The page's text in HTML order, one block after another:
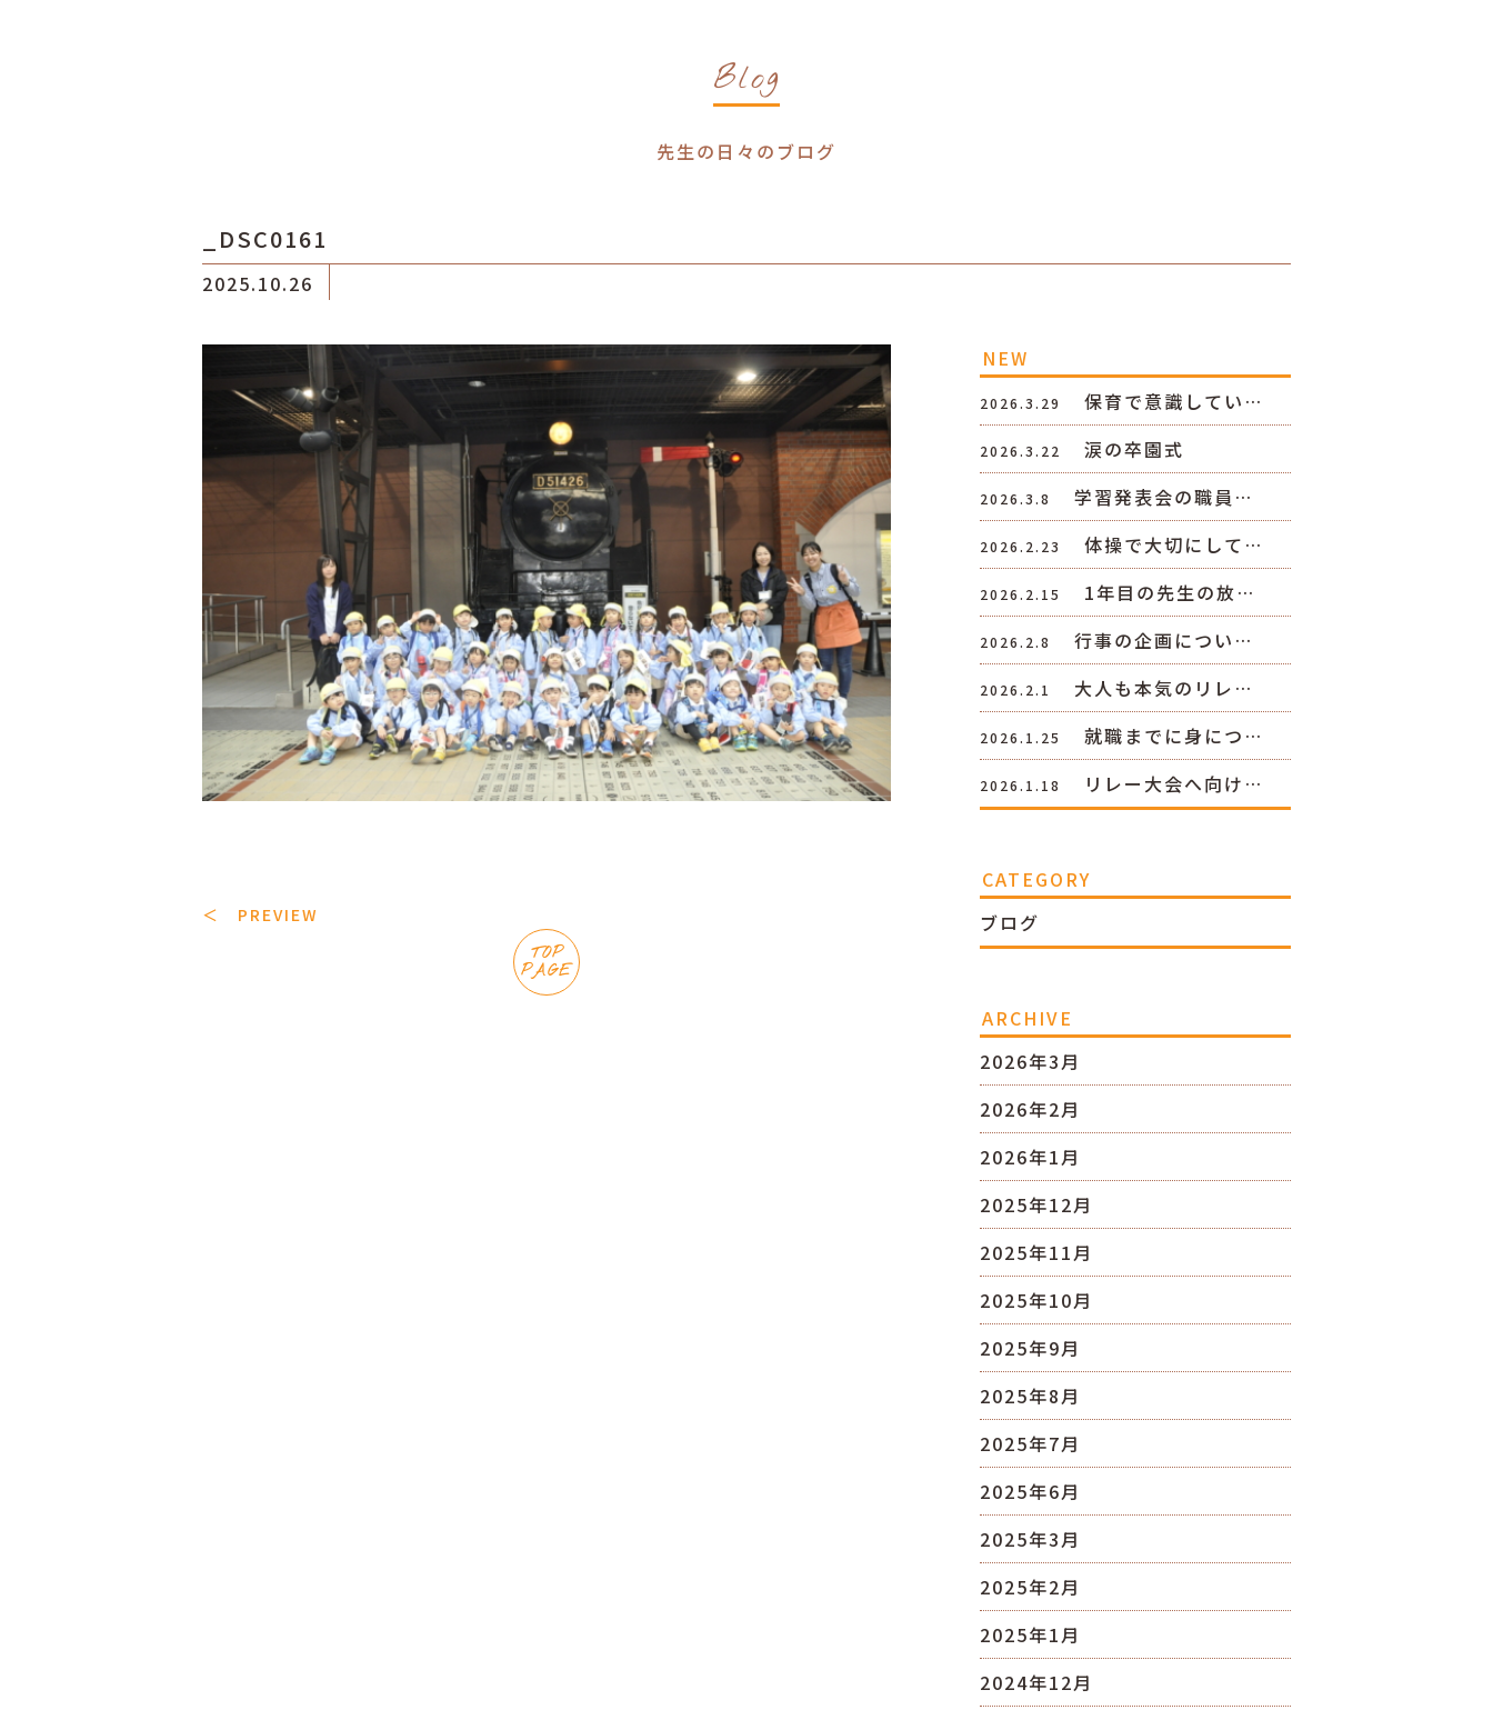
Blog
先生の日々のブログ
_DSC0161
2025.10.26
＜ PREVIEW
TOP
PAGE
NEW
2026.3.29 保育で意識してい…
2026.3.22 涙の卒園式
2026.3.8 学習発表会の職員…
2026.2.23 体操で大切にして…
2026.2.15 1年目の先生の放…
2026.2.8 行事の企画につい…
2026.2.1 大人も本気のリレ…
2026.1.25 就職までに身につ…
2026.1.18 リレー大会へ向け…
CATEGORY
ブログ
ARCHIVE
2026年3月
2026年2月
2026年1月
2025年12月
2025年11月
2025年10月
2025年9月
2025年8月
2025年7月
2025年6月
2025年3月
2025年2月
2025年1月
2024年12月